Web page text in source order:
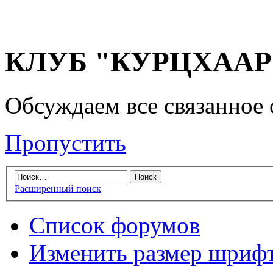
КЛУБ "КУРЦХААР"
Обсуждаем все
Пропустить
Расширенный поиск
Список форумов
Изменить размер